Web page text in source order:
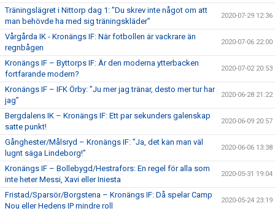
Träningslägret i Nittorp dag 1: ”Du skrev inte något om att
man behövde ha med sig träningskläder”
2020-07-29 12:36
Vårgårda IK - Kronängs IF: När fotbollen är vackrare än
regnbågen
2020-07-06 22:00
Kronängs IF – Byttorps IF: Är den moderna ytterbacken
fortfarande modern?
2020-07-02 20:53
Kronängs IF – IFK Örby: ”Ju mer jag tränar, desto mer tur har
jag”
2020-06-28 21:22
Bergdalens IK – Kronängs IF: Ett par sekunders galenskap
satte punkt!
2020-06-09 20:57
Gånghester/Målsryd – Kronängs IF: ”Ja, det kan man väl
lugnt säga Lindeborg!”
2020-06-06 13:38
Kronängs IF – Bollebygd/Hestrafors: En regel för alla som
inte heter Messi, Xavi eller Iniesta
2020-05-31 19:04
Fristad/Sparsör/Borgstena – Kronängs IF: Då spelar Camp
Nou eller Hedens IP mindre roll
2020-05-24 23:19